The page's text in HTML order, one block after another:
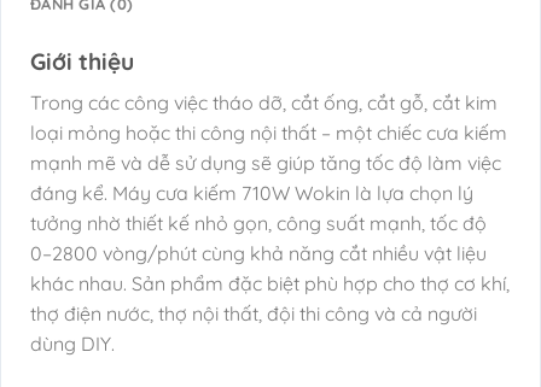
ĐÁNH GIÁ (0)
Giới thiệu
Trong các công việc tháo dỡ, cắt ống, cắt gỗ, cắt kim
loại mỏng hoặc thi công nội thất – một chiếc cưa kiếm
mạnh mẽ và dễ sử dụng sẽ giúp tăng tốc độ làm việc
đáng kể. Máy cưa kiếm 710W Wokin là lựa chọn lý
tưởng nhờ thiết kế nhỏ gọn, công suất mạnh, tốc độ
0–2800 vòng/phút cùng khả năng cắt nhiều vật liệu
khác nhau. Sản phẩm đặc biệt phù hợp cho thợ cơ khí,
thợ điện nước, thợ nội thất, đội thi công và cả người
dùng DIY.